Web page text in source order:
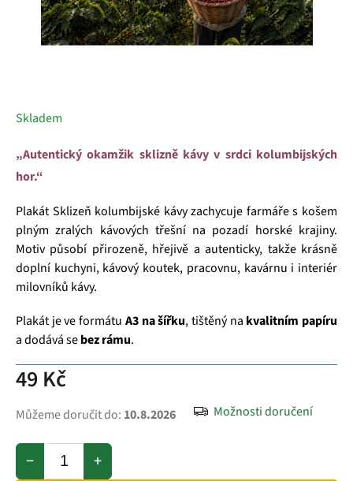
49 Kč
Skladem
Můžeme doručit do: 10.8.2026 Možnosti doručení
+
−
„Autentický okamžik sklizně kávy v srdci kolumbijských
hor.“
Plakát Sklizeň kolumbijské kávy zachycuje farmáře s košem
plným zralých kávových třešní na pozadí horské krajiny.
Motiv působí přirozeně, hřejivě a autenticky, takže krásně
doplní kuchyni, kávový koutek, pracovnu, kavárnu i interiér
milovníků kávy.
Plakát je ve formátu A3 na šířku, tištěný na kvalitním papíru
a dodává sebez rámu.